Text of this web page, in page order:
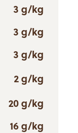
3 g/kg
3 g/kg
3 g/kg
2 g/kg
20 g/kg
16 g/kg